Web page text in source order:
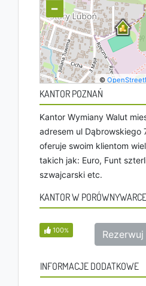
−
©
KANTOR POZNAŃ
Kantor Wymiany Walut
adresem ul Dąbrowskiego
oferuje swoim klientom
takich jak: Euro, Funt
szwajcarski etc.
KANTOR W PORÓWNYWARCE
100%
INFORMACJE DODATKOWE